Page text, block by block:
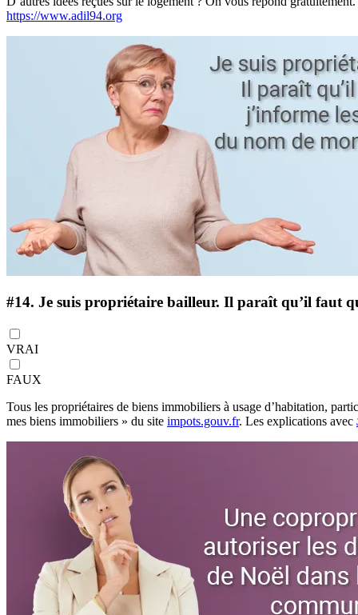
https://www.adil94.org
#14. Je suis propriétaire bailleur. Il paraît qu’il faut
VRAI
FAUX
Tous les propriétaires de biens immobiliers à usage d’habitation,
mes biens immobiliers » du site impots.gouv.fr. Les explications avec